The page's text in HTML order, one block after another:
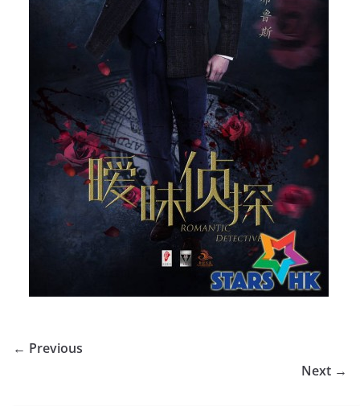
← Previous
Next →